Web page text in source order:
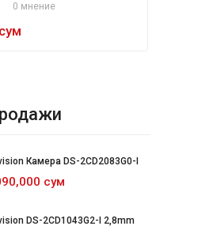
0 мнение
80
Камера DS-2CD2083G0-I
сум
DS-2CD1043G2-I 2,8mm